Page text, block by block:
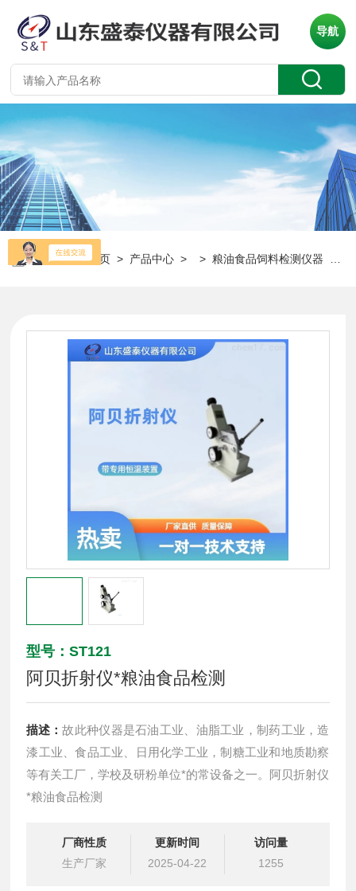
导航
当前位置：首页 > 产品中心 > >粮油食品饲料检测仪器
型号：ST121
阿贝折射仪*粮油食品检测
描述：故此种仪器是石油工业、油脂工业，制药工业，造
漆工业、食品工业、日用化学工业，制糖工业和地质勘察
等有关工厂，学校及研粉单位*的常设备之一。阿贝折射仪
*粮油食品检测
厂商性质
生产厂家
更新时间
2025-04-22
访问量
1255